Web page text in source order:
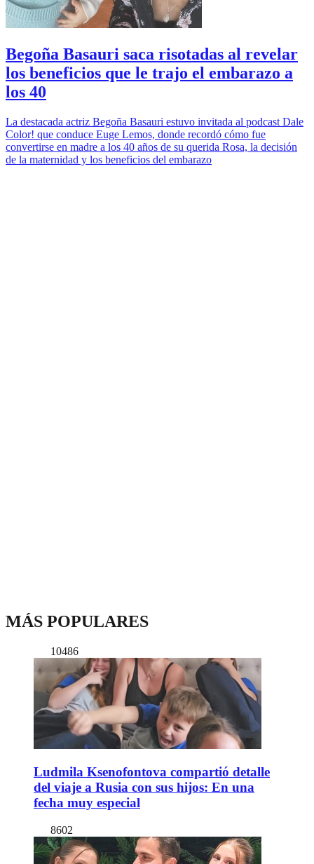
Begoña Basauri saca risotadas al revelar
los beneficios que le trajo el embarazo a
los 40
La destacada actriz Begoña Basauri estuvo invitada al podcast Dale
Color! que conduce Euge Lemos, donde recordó cómo fue
convertirse en madre a los 40 años de su querida Rosa, la decisión
de la maternidad y los beneficios del embarazo
MÁS POPULARES
10486
Ludmila Ksenofontova compartió detalle
del viaje a Rusia con sus hijos: En una
fecha muy especial
8602